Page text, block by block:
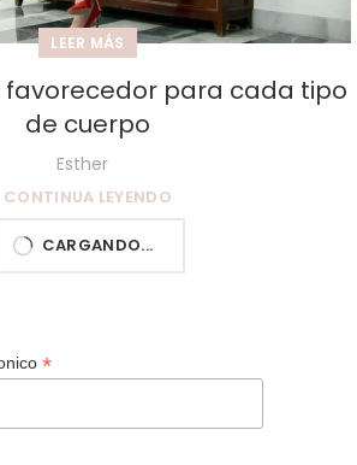
LEER MÁS
favorecedor para cada tipo
de cuerpo
Esther
CONTINUA LEYENDO